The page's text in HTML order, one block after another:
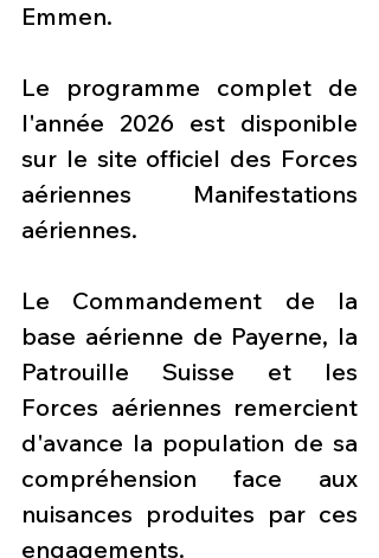
Emmen.
Le programme complet de
l'année 2026 est disponible
sur le site officiel des Forces
aériennes Manifestations
aériennes.
Le Commandement de la
base aérienne de Payerne, la
Patrouille Suisse et les
Forces aériennes remercient
d'avance la population de sa
compréhension face aux
nuisances produites par ces
engagements.